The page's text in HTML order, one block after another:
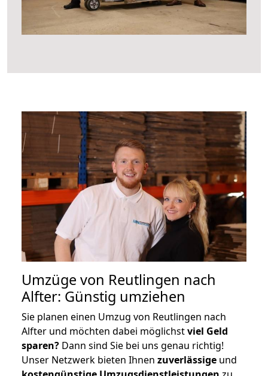
Umzüge von Reutlingen nach
Alfter: Günstig umziehen
Sie planen einen Umzug von Reutlingen nach
Alfter und möchten dabei möglichstviel Geld
sparen? Dann sind Sie bei uns genau richtig!
Unser Netzwerk bieten Ihnen zuverlässige und